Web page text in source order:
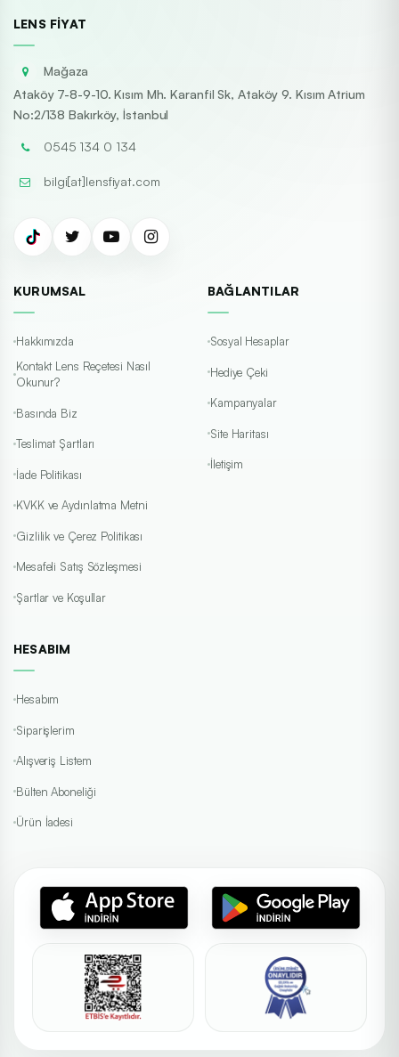
LENS FIYAT
Mağaza
Ataköy 7-8-9-10. Kısım Mh. Karanfil Sk, Ataköy 9. Kısım Atrium
No:2/138 Bakırköy, İstanbul
0545 134 0 134
bilgi[at]lensfiyat.com
KURUMSAL
Hakkımızda
Kontakt Lens Reçetesi Nasıl
Okunur?
Basında Biz
Teslimat Şartları
İade Politikası
KVKK ve Aydınlatma Metni
Gizlilik ve Çerez Politikası
Mesafeli Satış Sözleşmesi
Şartlar ve Koşullar
BAĞLANTILAR
Sosyal Hesaplar
Hediye Çeki
Kampanyalar
Site Haritası
İletişim
HESABIM
Hesabım
Siparişlerim
Alışveriş Listem
Bülten Aboneliği
Ürün İadesi